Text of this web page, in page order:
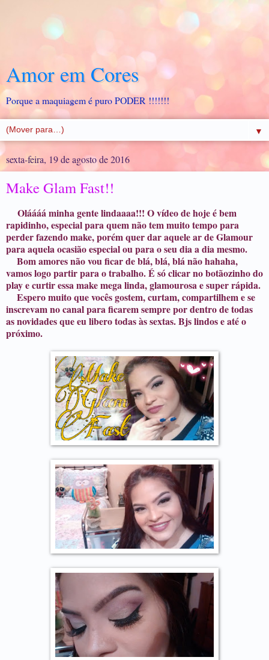
Amor em Cores
Porque a maquiagem é puro PODER !!!!!!!
▼
sexta-feira, 19 de agosto de 2016
Make Glam Fast!!
Oláááá minha gente lindaaaa!!! O vídeo de hoje é bem
rapidinho, especial para quem não tem muito tempo para
perder fazendo make, porém quer dar aquele ar de Glamour
para aquela ocasião especial ou para o seu dia a dia mesmo.
Bom amores não vou ficar de blá, blá, blá não hahaha,
vamos logo partir para o trabalho. É só clicar no botãozinho do
play e curtir essa make mega linda, glamourosa e super rápida.
Espero muito que vocês gostem, curtam, compartilhem e se
inscrevam no canal para ficarem sempre por dentro de todas
as novidades que eu libero todas às sextas. Bjs lindos e até o
próximo.